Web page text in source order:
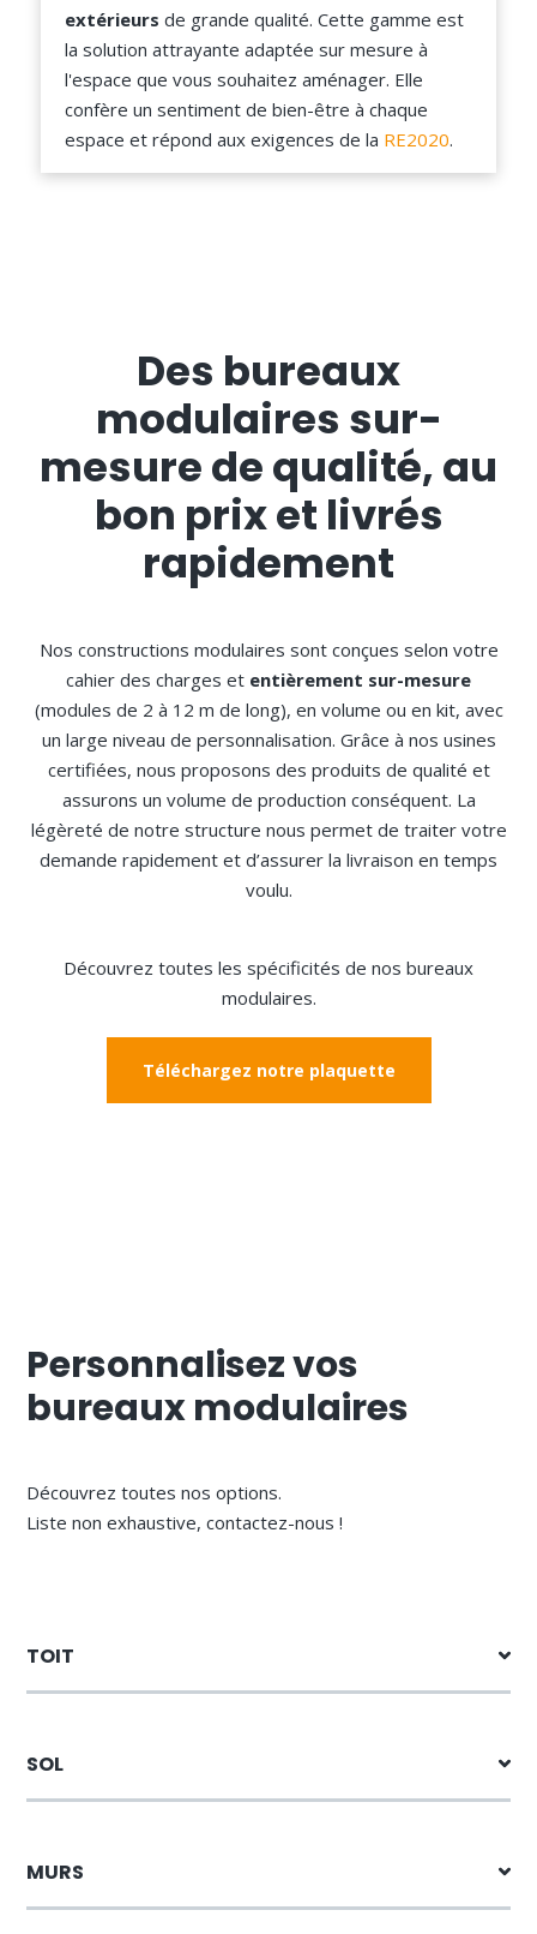
extérieurs de grande qualité. Cette gamme est
la solution attrayante adaptée sur mesure à
l'espace que vous souhaitez aménager. Elle
confère un sentiment de bien-être à chaque
espace et répond aux exigences de la RE2020.
Des bureaux
modulaires sur-
mesure de qualité, au
bon prix et livrés
rapidement
Nos constructions modulaires sont conçues selon votre
cahier des charges et entièrement sur-mesure
(modules de 2 à 12 m de long), en volume ou en kit, avec
un large niveau de personnalisation. Grâce à nos usines
certifiées, nous proposons des produits de qualité et
assurons un volume de production conséquent. La
légèreté de notre structure nous permet de traiter votre
demande rapidement et d’assurer la livraison en temps
voulu.
Découvrez toutes les spécificités de nos bureaux
modulaires.
Téléchargez notre plaquette
Personnalisez vos
bureaux modulaires
Découvrez toutes nos options.
Liste non exhaustive, contactez-nous !
TOIT
SOL
MURS